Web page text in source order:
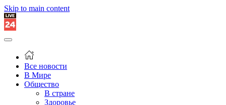
Skip to main content
Все новости
В Мире
Общество
В стране
Здоровье